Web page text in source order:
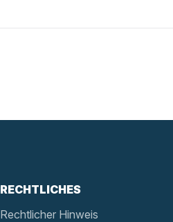
RECHTLICHES
Rechtlicher Hinweis